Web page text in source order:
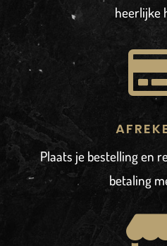
heerlijke
Plaats je bestelling en
betaling